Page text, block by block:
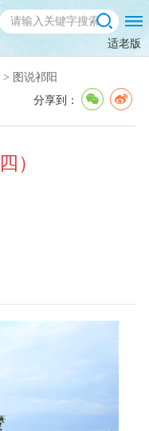
适老版
> 图说祁阳
分享到：
）